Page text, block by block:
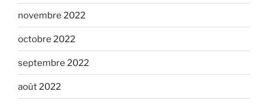
novembre 2022
octobre 2022
septembre 2022
août 2022